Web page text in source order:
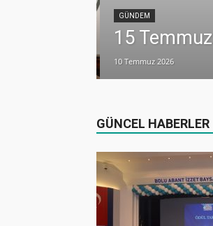
GÜNDEM
15
10 Temmuz 2026
GÜNCEL HABERLER